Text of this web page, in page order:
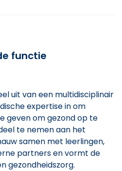
functie
uit van een multidisciplinair
expertise in om
geven om gezond op te
te nemen aan het
samen met leerlingen,
partners en vormt de
gezondheidszorg.